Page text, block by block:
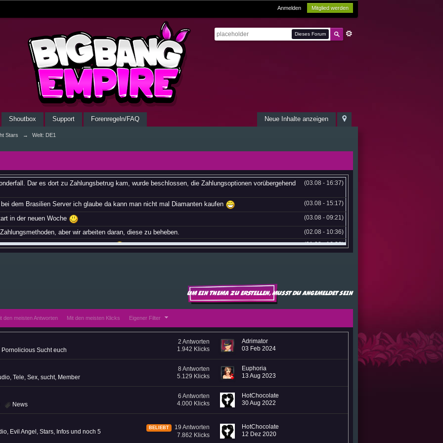
Anmelden Mitglied werden
Dieses Forum
Neue Inhalte anzeigen
Shoutbox Support Forenregeln/FAQ
Stars → Welt: DE1
(03.08 - 16:37)
Dar es dort zu Zahlungsbetrug kam, wurde beschlossen, die Zahlungsoptionen vorübergehend
(03.08 - 15:17)
dem Brasilien Server ich glaube da kann man nicht mal Diamanten kaufen
(03.08 - 09:21)
in der neuen Woche
(02.08 - 10:36)
aber wir arbeiten daran, diese zu beheben.
(01.08 - 16:36)
mehr verdienen bei Big Bang Empire
verfügbar sein. Für BLIK liegen uns keine zeitlichen Angaben vor.
(23.07 - 10:12)
(21.07 - 15:02)
(21.07 - 06:03)
vielleicht schon gute Nacht
(16.07 - 11:30)
angezeigt aber jetzt xD
Um ein Thema zu erstellen, musst du angemeldet sein
den meisten Antworten Mit den meisten Klicks Eigener Filter
Pornolicious Sucht euch
2 Antworten
1.942 Klicks
Adrimator
03 Feb 2024
, Tele, Sex, sucht, Member
8 Antworten
5.129 Klicks
Euphoria
13 Aug 2023
News
6 Antworten
4.000 Klicks
HotChocolate
30 Aug 2022
, Evil Angel , Stars, Infos und noch 5
BELIEBT
19 Antworten
7.862 Klicks
HotChocolate
12 Dez 2020